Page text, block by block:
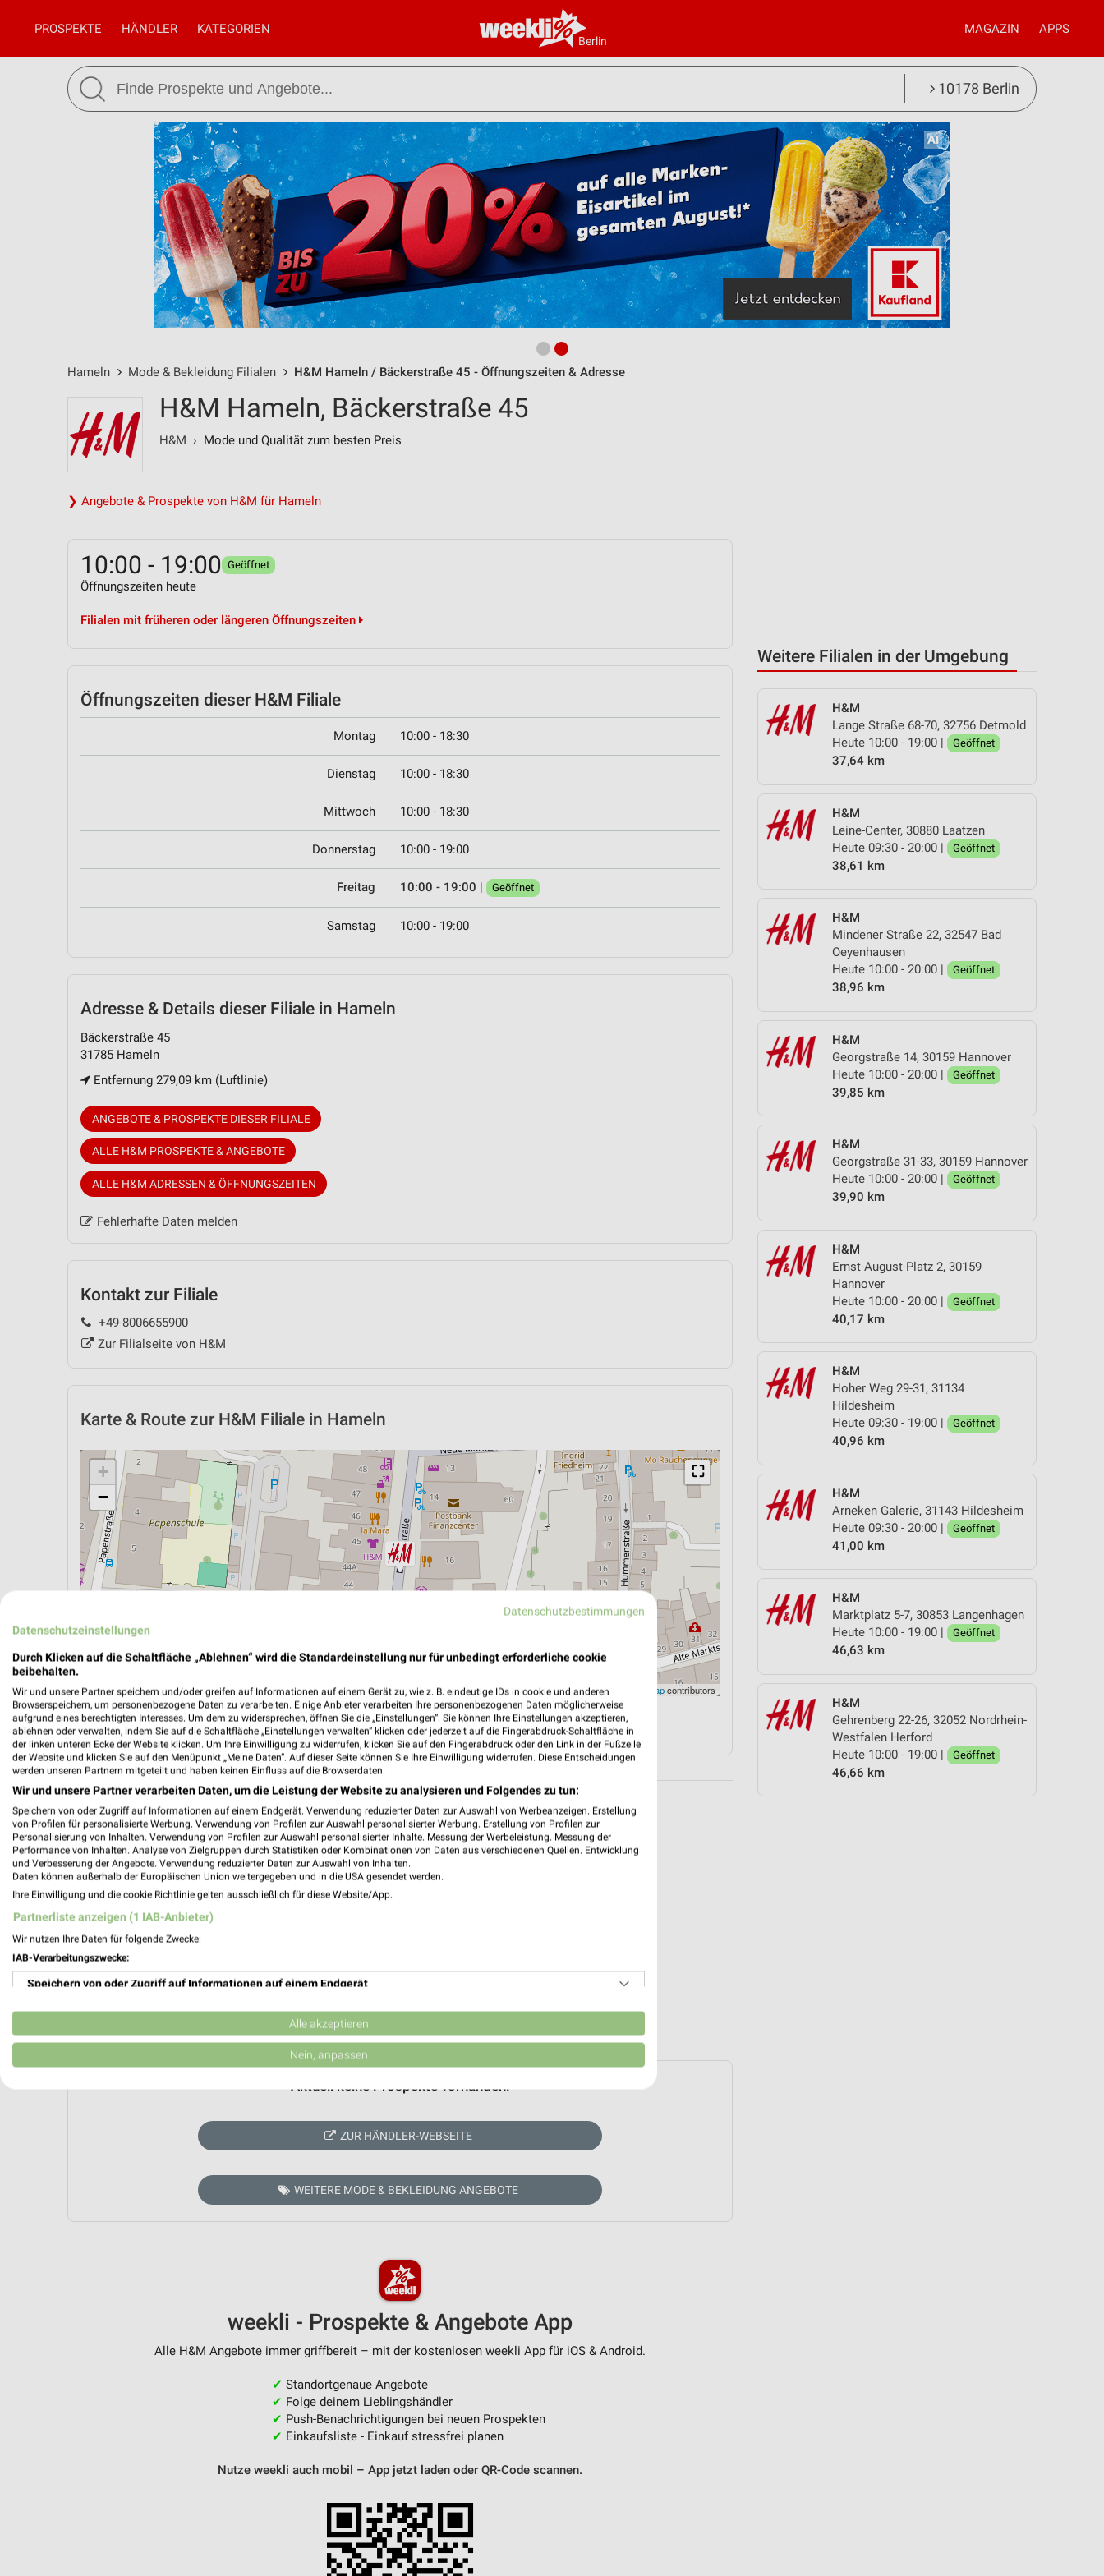
Berlin
PROSPEKTE HÄNDLER KATEGORIEN MAGAZIN APPS
10178 Berlin
Hameln Mode & Bekleidung Filialen H&M Hameln / Bäckerstraße 45 - Öffnungszeiten & Adresse
Weitere Filialen in der Umgebung
H&M
Lange Straße 68-70, 32756 Detmold
Heute 10:00 - 19:00 |
Geöffnet
37,64 km
H&M
Leine-Center, 30880 Laatzen
Heute 09:30 - 20:00 |
Geöffnet
38,61 km
H&M
Mindener Straße 22, 32547 Bad
Oeyenhausen
Heute 10:00 - 20:00 |
Geöffnet
38,96 km
H&M
Georgstraße 14, 30159 Hannover
Heute 10:00 - 20:00 |
Geöffnet
39,85 km
H&M
Georgstraße 31-33, 30159 Hannover
Heute 10:00 - 20:00 |
Geöffnet
39,90 km
H&M
Ernst-August-Platz 2, 30159
Hannover
Heute 10:00 - 20:00 |
Geöffnet
40,17 km
H&M
Hoher Weg 29-31, 31134
Hildesheim
Heute 09:30 - 19:00 |
Geöffnet
40,96 km
H&M
Arneken Galerie, 31143 Hildesheim
Heute 09:30 - 20:00 |
Geöffnet
41,00 km
H&M
Marktplatz 5-7, 30853 Langenhagen
Heute 10:00 - 19:00 |
Geöffnet
46,63 km
H&M
Gehrenberg 22-26, 32052 Nordrhein-
Westfalen Herford
Heute 10:00 - 19:00 |
Geöffnet
46,66 km
H&M Hameln, Bäckerstraße 45
H&M › Mode und Qualität zum besten Preis
❯ Angebote & Prospekte von H&M für Hameln
10:00 - 19:00 Geöffnet
Öffnungszeiten heute
Filialen mit früheren oder längeren Öffnungszeiten
Öffnungszeiten dieser H&M Filiale
Montag 10:00 - 18:30
Dienstag 10:00 - 18:30
Mittwoch 10:00 - 18:30
Donnerstag 10:00 - 19:00
Freitag 10:00 - 19:00 | Geöffnet
Samstag 10:00 - 19:00
Adresse & Details dieser Filiale in Hameln
Bäckerstraße 45
31785 Hameln
Entfernung 279,09 km (Luftlinie)
ANGEBOTE & PROSPEKTE DIESER FILIALE
ALLE H&M PROSPEKTE & ANGEBOTE
ALLE H&M ADRESSEN & ÖFFNUNGSZEITEN
Fehlerhafte Daten melden
Kontakt zur Filiale
+49-8006655900
Zur Filialseite von H&M
Karte & Route zur H&M Filiale in Hameln
⛶
+
−
Leaflet|©OpenStreetMapcontributors
ÖPNV ANZEIGEN LADESÄULEN ANZEIGEN NAVIGATION MIT GOOGLE/IOS MAPS
Aktuell keine Prospekte vorhanden.
ZUR HÄNDLER-WEBSEITE
WEITERE MODE & BEKLEIDUNG ANGEBOTE
weekli - Prospekte & Angebote App
Alle H&M Angebote immer griffbereit – mit der kostenlosen weekli App für iOS & Android.
✔ Standortgenaue Angebote
✔ Folge deinem Lieblingshändler
✔ Push-Benachrichtigungen bei neuen Prospekten
✔ Einkaufsliste - Einkauf stressfrei planen
Nutze weekli auch mobil – App jetzt laden oder QR-Code scannen.
Datenschutzbestimmungen
Datenschutzeinstellungen
Durch Klicken auf die Schaltfläche „Ablehnen“ wird die Standardeinstellung nur für unbedingt erforderliche cookie
beibehalten.
Wir und unsere Partner speichern und/oder greifen auf Informationen auf einem Gerät zu, wie z. B. eindeutige IDs in cookie und anderen
Browserspeichern, um personenbezogene Daten zu verarbeiten. Einige Anbieter verarbeiten Ihre personenbezogenen Daten möglicherweise
aufgrund eines berechtigten Interesses. Um dem zu widersprechen, öffnen Sie die „Einstellungen“. Sie können Ihre Einstellungen akzeptieren,
ablehnen oder verwalten, indem Sie auf die Schaltfläche „Einstellungen verwalten“ klicken oder jederzeit auf die Fingerabdruck-Schaltfläche in
der linken unteren Ecke der Website klicken. Um Ihre Einwilligung zu widerrufen, klicken Sie auf den Fingerabdruck oder den Link in der Fußzeile
der Website und klicken Sie auf den Menüpunkt „Meine Daten“. Auf dieser Seite können Sie Ihre Einwilligung widerrufen. Diese Entscheidungen
werden unseren Partnern mitgeteilt und haben keinen Einfluss auf die Browserdaten.
Wir und unsere Partner verarbeiten Daten, um die Leistung der Website zu analysieren und Folgendes zu tun:
Speichern von oder Zugriff auf Informationen auf einem Endgerät. Verwendung reduzierter Daten zur Auswahl von Werbeanzeigen. Erstellung
von Profilen für personalisierte Werbung. Verwendung von Profilen zur Auswahl personalisierter Werbung. Erstellung von Profilen zur
Personalisierung von Inhalten. Verwendung von Profilen zur Auswahl personalisierter Inhalte. Messung der Werbeleistung. Messung der
Performance von Inhalten. Analyse von Zielgruppen durch Statistiken oder Kombinationen von Daten aus verschiedenen Quellen. Entwicklung
und Verbesserung der Angebote. Verwendung reduzierter Daten zur Auswahl von Inhalten.
Daten können außerhalb der Europäischen Union weitergegeben und in die USA gesendet werden.
Ihre Einwilligung und die cookie Richtlinie gelten ausschließlich für diese Website/App.
Partnerliste anzeigen (1 IAB-Anbieter)
Wir nutzen Ihre Daten für folgende Zwecke:
IAB-Verarbeitungszwecke:
Speichern von oder Zugriff auf Informationen auf einem Endgerät
Verwendung reduzierter Daten zur Auswahl von Werbeanzeigen
Erstellung von Profilen für personalisierte Werbung
Erstellung von Profilen zur Personalisierung von Inhalten
Verwendung von Profilen zur Auswahl personalisierter Inhalte
Verwendung reduzierter Daten zur Auswahl von Inhalten
Geräte anhand von aktiv angeforderten Informationen identifizieren
Alle akzeptieren
Nein, anpassen